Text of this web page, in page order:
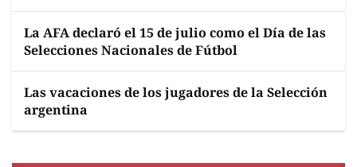
La AFA declaró el 15 de julio como el Día de las
Selecciones Nacionales de Fútbol
Las vacaciones de los jugadores de la Selección
argentina